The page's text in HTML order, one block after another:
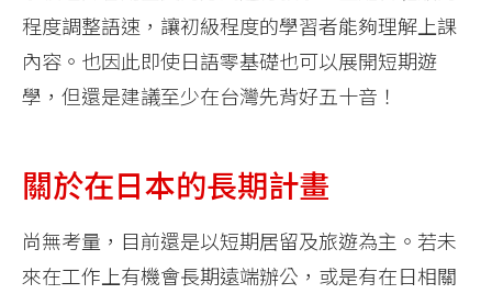
程度調整語速，讓初級程度的學習者能夠理解上課
內容。也因此即使日語零基礎也可以展開短期遊
學，但還是建議至少在台灣先背好五十音！
關於在日本的長期計畫
尚無考量，目前還是以短期居留及旅遊為主。若未
來在工作上有機會長期遠端辦公，或是有在日相關